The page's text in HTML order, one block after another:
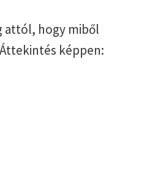
attól, hogy miből
képpen: